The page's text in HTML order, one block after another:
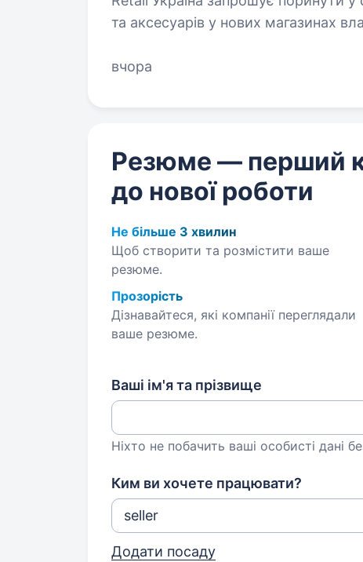
та аксесуарів у нових магазинах
вчора
Резюме — перший
до нової роботи
Не більше 3 хвилин
Щоб створити та розмістити ваше
резюме.
Прозорість
Дізнавайтеся, які компанії переглядали
ваше резюме.
Ваші ім'я та прізвище
Ніхто не побачить ваші особисті дані
Ким ви хочете працювати?
Додати посаду